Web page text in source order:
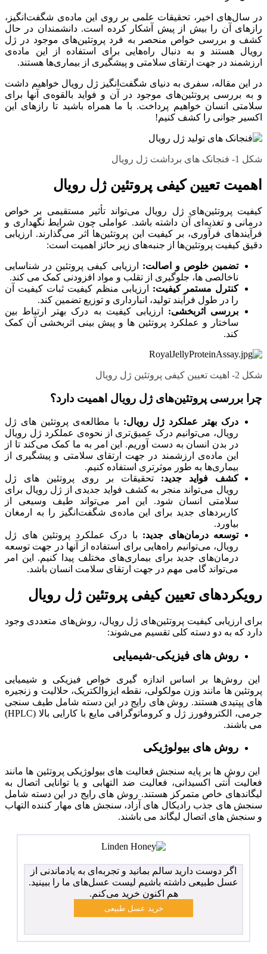
در سال‌های اخیر، تحقیقات علمی بر روی این ماده‌ی شگفت‌انگیز،
رازهای آن را بیش از پیش آشکار کرده است. دانشمندان در حال
کشف و بررسی خواص منحصر به فرد پروتئین‌های موجود در ژل
رویال هستند و به دنبال راه‌هایی برای استفاده از این ماده‌ی
ارزشمند در جهت ارتقای سلامتی و پیشگیری از بیماری‌ها هستند.
در این مقاله، سفری به دنیای شگفت‌انگیز ژل رویال خواهیم داشت
و به بررسی پروتئین‌های موجود در آن و فواید بالقوه‌ی آنها برای
سلامتی انسان خواهیم پرداخت. با ما همراه باشید تا رازهای این
اکسیر جوانی را کشف کنیم!
شکل 1- فنجانک های برداشت ژل رویال
اهمیت تعیین کیفی پروتئین ژل رویال
کیفیت پروتئین‌های ژل رویال می‌تواند تأثیر مستقیمی بر خواص
درمانی و تغذیه‌ای آن داشته باشد. عواملی چون شرایط نگهداری و
فرآیندهای فرآوری، بر کیفیت این پروتئین‌ها اثر می‌گذارند. ارزیابی
دقیق کیفیت پروتئین‌ها از جنبه‌های زیر حائز اهمیت است:
تضمین خلوص و اصالت: ارزیابی کیفی پروتئین در شناسایی
ناخالصی ها، جلوگیری از تقلب و مواد افزودنی کمک می کند.
کنترل مستمر کیفیت: ارزیابی منظم کیفیت ثبات کیفیت آن
را در طول فرآیند تولید، انبارداری و توزیع تضمین کند.
بررسی اثربخشی: ارزیابی کیفیت به درک بهتر ارتباط بین
ساختار و عملکرد پروتئین ها و پیش بینی اثربخشی آن کمک
کند.
شکل 2- اهیت تعیین کیفی پروتئین ژل رویال
چرا بررسی پروتئین‌های ژل رویال اهمیت دارد؟
درک بهتر عملکرد ژل رویال: با مطالعه‌ی پروتئین های ژل
رویال، می‌توانیم درک عمیق‌تری از نحوه‌ی عملکرد ژل رویال
در بدن انسان به دست آوریم. این امر به ما کمک می‌کند تا از
این ماده‌ی ارزشمند در جهت ارتقای سلامتی و پیشگیری از
بیماری‌ها به طور موثرتری استفاده کنیم.
کشف فواید جدید: تحقیقات بر روی پروتئین های ژل
رویال می‌تواند منجر به کشف فواید جدیدی از ژل رویال برای
سلامتی انسان شود. این امر می‌تواند طیف وسیعی از
کاربردهای جدید برای این ماده‌ی شگفت‌انگیز را به ارمغان
بیاورد.
توسعه درمان‌های جدید: با درک عملکرد پروتئین های ژل
رویال، می‌توانیم راه‌هایی برای استفاده از آنها در جهت توسعه
درمان‌های جدید برای بیماری‌های مختلف پیدا کنیم. این امر
می‌تواند گامی مهم در جهت ارتقای سلامت انسان باشد.
رویکردهای تعیین کیفی پروتئین ژل رویال
برای ارزیابی کیفیت پروتئین‌های ژل رویال، روش‌های متعددی وجود
دارد که به دو دسته کلی تقسیم می‌شوند:
روش های فیزیکی-شیمیایی
این روش‌ها بر اساس اندازه گیری خواص فیزیکی و شیمیایی
پروتئین ها مانند وزن مولکولی، نقطه ایزوالکتریک، حلالیت و زنجیره
های پپتیدی هستند. روش های رایج در این دسته شامل طیف سنجی
جرمی، الکتروفورز ژل و کروماتوگرافی مایع با کارایی بالا (HPLC)
می باشند.
روش های بیولوژیکی
این روش ها بر پایه سنجش فعالیت های بیولوژیکی پروتئین ها مانند
فعالیت آنتی اکسیدانی، فعالیت ضد التهابی و یا توانایی اتصال به
لیگاندهای خاص متمرکز هستند. روش های رایج در این دسته شامل
سنجش های جذب رادیکال های آزاد، سنجش های مهار کننده التهاب
و سنجش های اتصال لیگاند می باشند.
اگر دوست دارید سالم بمانید و تجربه‌ای به یادماندنی از
عسل طبیعی داشته باشیم لیست عسل‌های ما را ببینید.
هم اکنون خرید می‌کنم.